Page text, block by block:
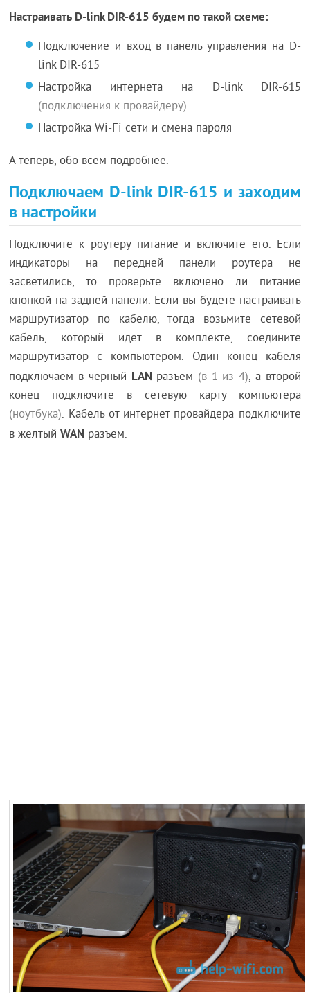
Настраивать D-link DIR-615 будем по такой схеме:
Подключение и вход в панель управления на D-
link DIR-615
Настройка интернета на D-link DIR-615
(подключения к провайдеру)
Настройка Wi-Fi сети и смена пароля
А теперь, обо всем подробнее.
Подключаем D-link DIR-615 и заходим
в настройки
Подключите к роутеру питание и включите его. Если
индикаторы на передней панели роутера не
засветились, то проверьте включено ли питание
кнопкой на задней панели. Если вы будете настраивать
маршрутизатор по кабелю, тогда возьмите сетевой
кабель, который идет в комплекте, соедините
маршрутизатор с компьютером. Один конец кабеля
подключаем в черный LANразъем (в 1 из 4), а второй
конец подключите в сетевую карту компьютера
(ноутбука). Кабель от интернет провайдера подключите
в желтыйWAN разъем.